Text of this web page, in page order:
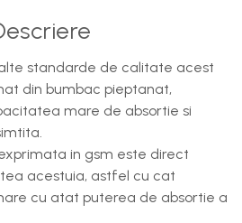
standarde de calitate acest
din bumbac pieptanat,
mare de absortie si
in gsm este direct
acestuia, astfel cu cat
cu atat puterea de absortie a